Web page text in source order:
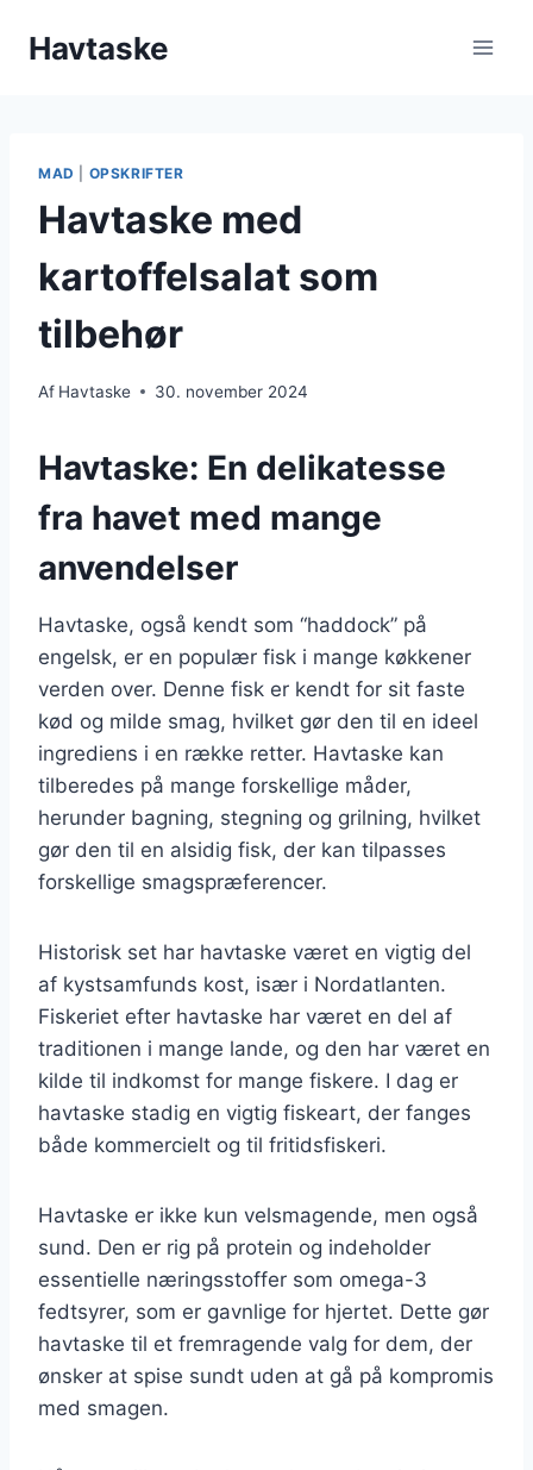
Havtaske
MAD OPSKRIFTER
Havtaske med
kartoffelsalat som
tilbehør
Af Havtaske 30. november 2024
Havtaske: En delikatesse
fra havet med mange
anvendelser
Havtaske, også kendt som “haddock” på
engelsk, er en populær fisk i mange køkkener
verden over. Denne fisk er kendt for sit faste
kød og milde smag, hvilket gør den til en ideel
ingrediens i en række retter. Havtaske kan
tilberedes på mange forskellige måder,
herunder bagning, stegning og grilning, hvilket
gør den til en alsidig fisk, der kan tilpasses
forskellige smagspræferencer.
Historisk set har havtaske været en vigtig del
af kystsamfunds kost, især i Nordatlanten.
Fiskeriet efter havtaske har været en del af
traditionen i mange lande, og den har været en
kilde til indkomst for mange fiskere. I dag er
havtaske stadig en vigtig fiskeart, der fanges
både kommercielt og til fritidsfiskeri.
Havtaske er ikke kun velsmagende, men også
sund. Den er rig på protein og indeholder
essentielle næringsstoffer som omega-3
fedtsyrer, som er gavnlige for hjertet. Dette gør
havtaske til et fremragende valg for dem, der
ønsker at spise sundt uden at gå på kompromis
med smagen.